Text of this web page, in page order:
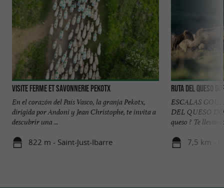
Visite Ferme et Savonnerie Pekotx
En el corazón del País Vasco, la granja Pekotx,
dirigida por Andoni y Jean Christophe, te invita a
descubrir una ...
822 m - Saint-Just-Ibarre
Ruta del Queso
ESCALAS
DEL QUESO
queso ? Te
7,5 km -